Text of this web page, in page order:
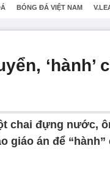
BÓNG ĐÁ VIỆT NAM
‘hành’
chai đựng nước,
giáo án để